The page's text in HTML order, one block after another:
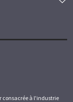
consacrée à l'industrie